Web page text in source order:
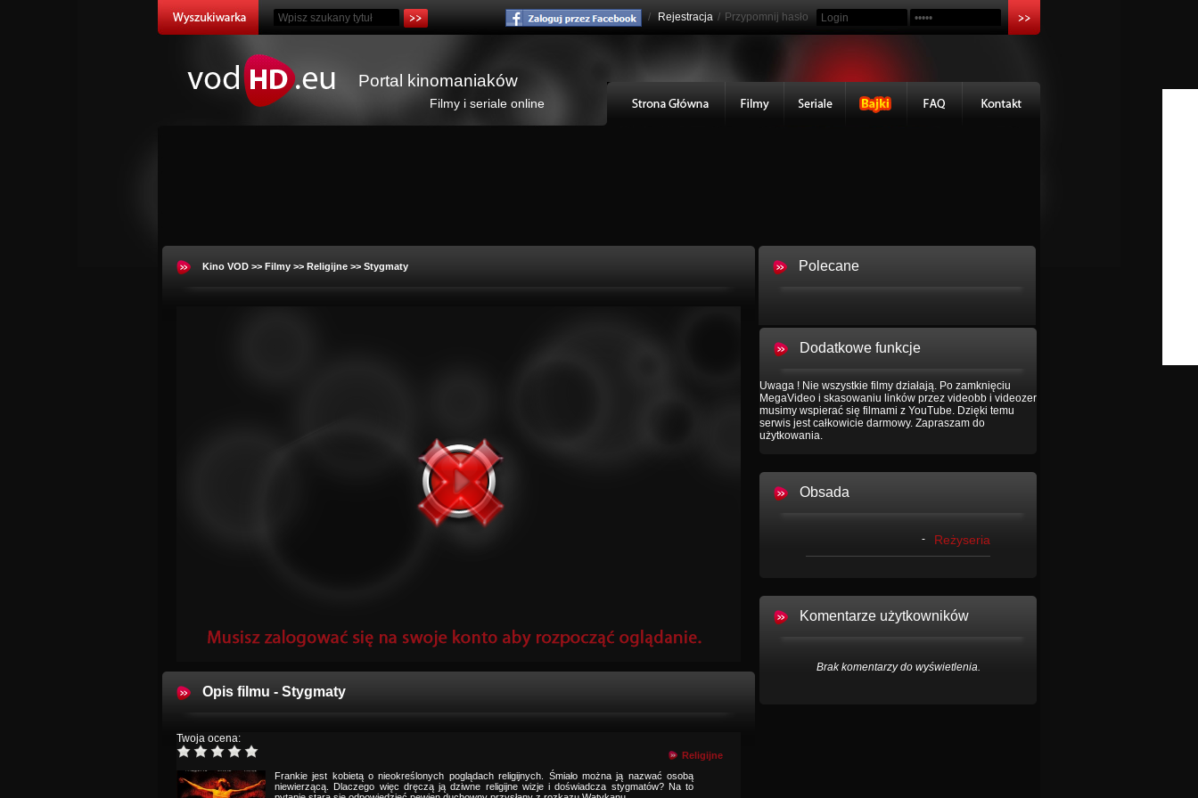
/ Rejestracja / Przypomnij hasło
Portal kinomaniaków
Filmy i seriale online
Kino VOD >> Filmy >> Religijne >> Stygmaty
Opis filmu - Stygmaty
Twoja ocena:
Religijne
Frankie jest kobietą o nieokreślonych poglądach religijnych. Śmiało można ją nazwać osobą
niewierzącą. Dlaczego więc dręczą ją dziwne religijne wizje i doświadcza stygmatów? Na to
Polecane
Dodatkowe funkcje
Uwaga ! Nie wszystkie filmy działają. Po zamknięciu
MegaVideo i skasowaniu linków przez videobb i videozer
musimy wspierać się filmami z YouTube. Dzięki temu
serwis jest całkowicie darmowy. Zapraszam do
użytkowania.
Obsada
- Reżyseria
Komentarze użytkowników
Brak komentarzy do wyświetlenia.